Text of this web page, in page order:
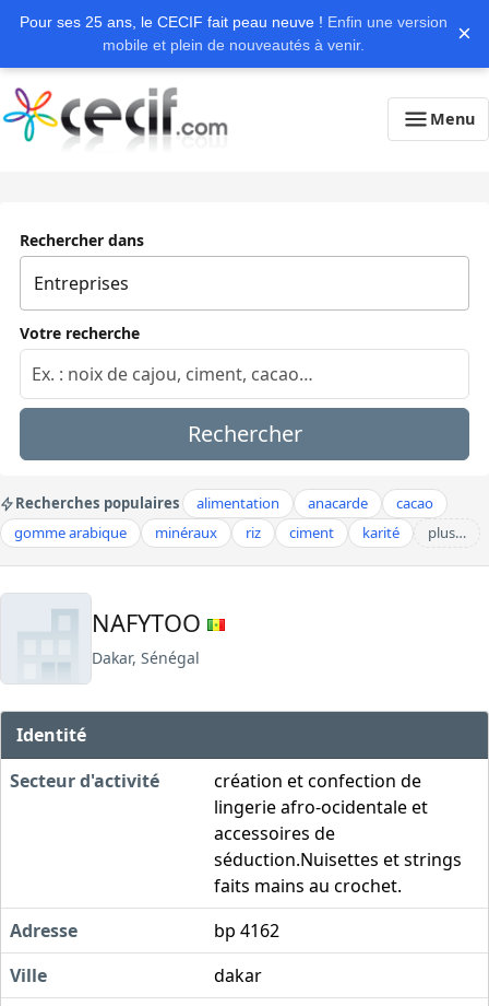
Pour ses 25 ans, le CECIF fait peau neuve ! Enfin une version
mobile et plein de nouveautés à venir.
×
Menu
Rechercher dans
Votre recherche
Rechercher
Recherches populaires alimentation anacarde
cacao
gomme arabique
minéraux riz ciment karité plus…
NAFYTOO
Dakar, Sénégal
Identité
Secteur d'activité
création et confection de
lingerie afro-ocidentale et
accessoires de
séduction.Nuisettes et strings
faits mains au crochet.
Adresse
bp 4162
Ville
dakar